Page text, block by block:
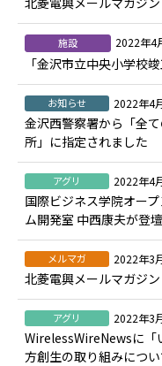
2022年4
施設
「金沢市立中央小学校
2022年4
お知らせ
金沢西警察署から「全
所」に指定されました
2022年4
アグリ
国際ビジネス学院オー
ム開発室 中西康夫が登
2022年3
メルマガ
北菱電興メールマガジ
2022年3
アグリ
WirelessWireNewsに「
方創生の取り組みにつ